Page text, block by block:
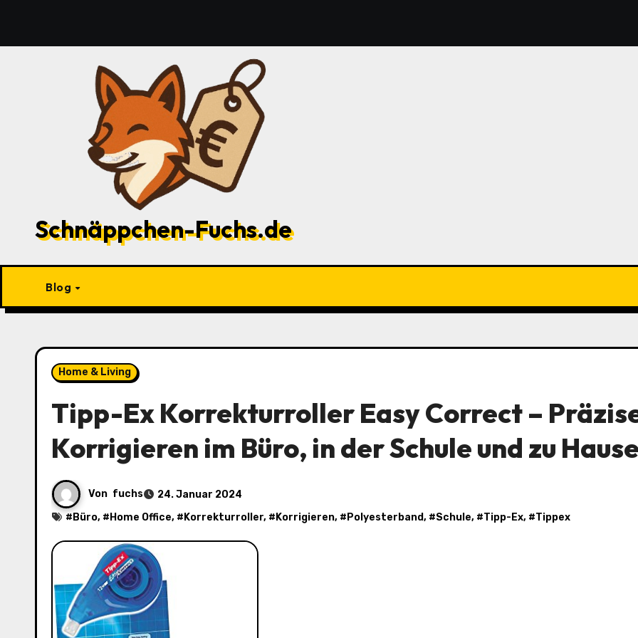
springen
Schnäppchen-Fuchs.de
Blog
Home & Living
Tipp-Ex Korrekturroller Easy Correct –
Korrigieren im Büro, in der Schule und zu
Von fuchs
24. Januar 2024
# Büro, # Home Office, # Korrekturroller, # Korrigieren, # Polyesterband, #Schule, #Tipp-Ex, #Tippex